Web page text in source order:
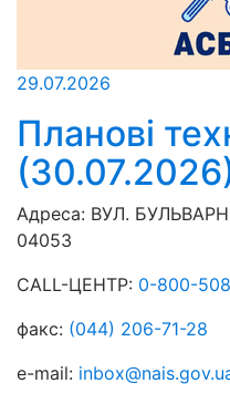
29.07.2026
Планові
Адреса: ВУЛ.
04053
CALL-ЦЕНТР: 0-800-
факс: (044) 206-71-28
e-mail: